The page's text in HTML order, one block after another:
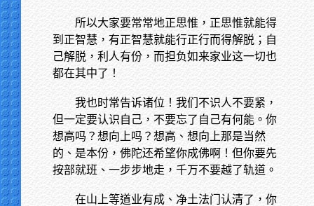
所以大家要常常地正思惟，正思惟就能得
到正智慧，有正智慧就能行正行而得解脱；自
己解脱，利人有份，而担负如来家业这一切也
都在其中了！
我也时常告诉诸位！我们不识人不要紧，
但一定要认识自己，不要忘了自己有何能。你
想高吗？想向上吗？想高、想向上那是当然
的、是本份，佛陀还希望你成佛啊！但你要先
按部就班、一步步地走，千万不要越了轨道。
在山上等道业有成、净土法门认清了，你